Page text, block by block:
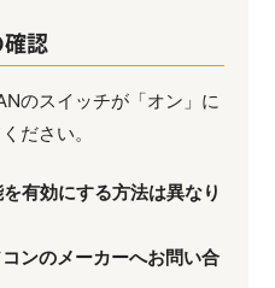
認
のスイッチが「オン」に
ださい。
有効にする方法は異なり
ンのメーカーへお問い合